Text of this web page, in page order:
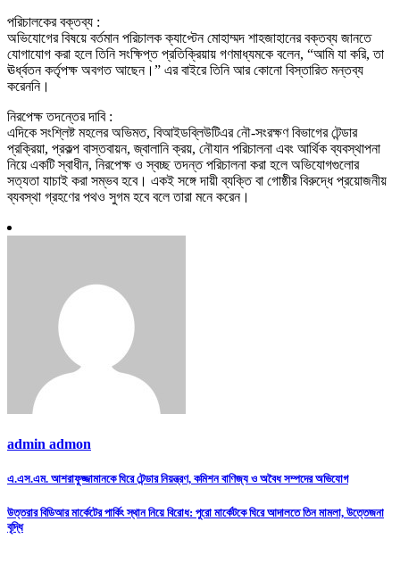
পরিচালকের বক্তব্য :
অভিযোগের বিষয়ে বর্তমান পরিচালক ক্যাপ্টেন মোহাম্মদ শাহজাহানের বক্তব্য জানতে
যোগাযোগ করা হলে তিনি সংক্ষিপ্ত প্রতিক্রিয়ায় গণমাধ্যমকে বলেন, “আমি যা করি, তা
ঊর্ধ্বতন কর্তৃপক্ষ অবগত আছেন।” এর বাইরে তিনি আর কোনো বিস্তারিত মন্তব্য
করেননি।
নিরপেক্ষ তদন্তের দাবি :
এদিকে সংশ্লিষ্ট মহলের অভিমত, বিআইডব্লিউটিএর নৌ-সংরক্ষণ বিভাগের টেন্ডার
প্রক্রিয়া, প্রকল্প বাস্তবায়ন, জ্বালানি ক্রয়, নৌযান পরিচালনা এবং আর্থিক ব্যবস্থাপনা
নিয়ে একটি স্বাধীন, নিরপেক্ষ ও স্বচ্ছ তদন্ত পরিচালনা করা হলে অভিযোগগুলোর
সত্যতা যাচাই করা সম্ভব হবে। একই সঙ্গে দায়ী ব্যক্তি বা গোষ্ঠীর বিরুদ্ধে প্রয়োজনীয়
ব্যবস্থা গ্রহণের পথও সুগম হবে বলে তারা মনে করেন।
admin admon
Post
navigation
এ.এস.এম. আশরাফুজ্জামানকে ঘিরে টেন্ডার নিয়ন্ত্রণ, কমিশন বাণিজ্য ও অবৈধ সম্পদের অভিযোগ
উত্তরার বিডিআর মার্কেটের পার্কিং স্থান নিয়ে বিরোধ: পুরো মার্কেটকে ঘিরে আদালতে তিন মামলা, উত্তেজনা
বৃদ্ধি